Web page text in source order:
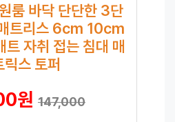
룸 바닥 단단한 3단
트리스 6cm 10cm
자취 접는 침대 매
릭스 토퍼
원 147,000